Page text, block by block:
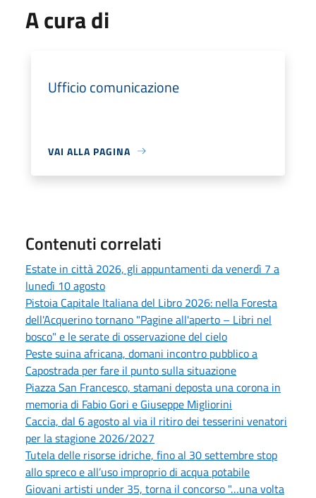
A cura di
Ufficio comunicazione
VAI ALLA PAGINA
Contenuti correlati
Estate in città 2026, gli appuntamenti da venerdì 7 a
lunedì 10 agosto
Pistoia Capitale Italiana del Libro 2026: nella Foresta
dell'Acquerino tornano "Pagine all'aperto – Libri nel
bosco" e le serate di osservazione del cielo
Peste suina africana, domani incontro pubblico a
Capostrada per fare il punto sulla situazione
Piazza San Francesco, stamani deposta una corona in
memoria di Fabio Gori e Giuseppe Migliorini
Caccia, dal 6 agosto al via il ritiro dei tesserini venatori
per la stagione 2026/2027
Tutela delle risorse idriche, fino al 30 settembre stop
allo spreco e all’uso improprio di acqua potabile
Giovani artisti under 35, torna il concorso "…una volta